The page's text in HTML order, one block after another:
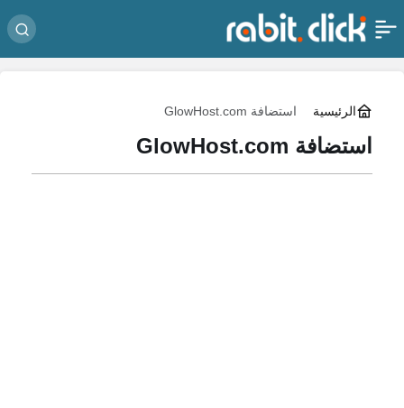
الرئيسية استضافة GlowHost.com
استضافة GlowHost.com